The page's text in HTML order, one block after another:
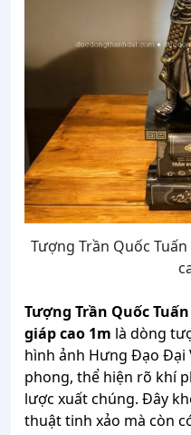
Tượng Trần Quốc
Tượng Trần Quốc
giáp cao 1m là dòng
hình ảnh Hưng Đạo Đại
phong, thể hiện rõ khí
lược xuất chúng. Đây
thuật tinh xảo mà còn